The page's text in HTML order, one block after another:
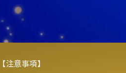
【注意事項】